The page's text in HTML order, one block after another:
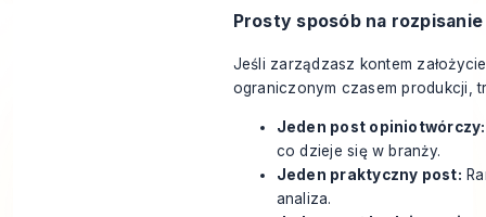
Prosty sposób na
Jeśli zarządzasz kontem
ograniczonym czasem produkcji,
Jeden post opiniotwórczy:
co dzieje się w branży.
Jeden praktyczny post:
analiza.